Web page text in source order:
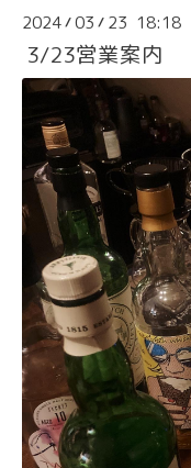
2024/03 / 23 18:18
3/23営業案内